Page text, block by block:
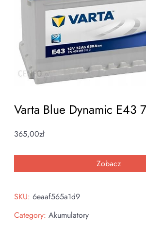
Varta Blue Dynamic E43
365,00zł
Zobacz
SKU: 6eaaf565a1d9
Category: Akumulatory